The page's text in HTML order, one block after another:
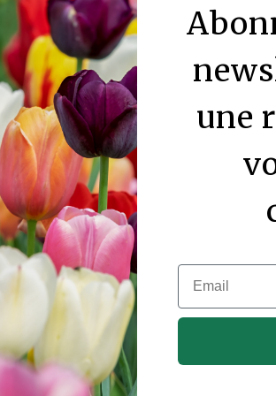
FAQ
Mon compte
Calendrier d’expédition
Frais d’expédition
Le
Tous droits réservés.
une
Email